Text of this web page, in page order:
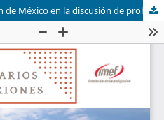
En la búsqueda de la inserción de México en la discusión de problemas económicos universales: Los economistas mexicanos (nacidos entre 1950 y 1970)